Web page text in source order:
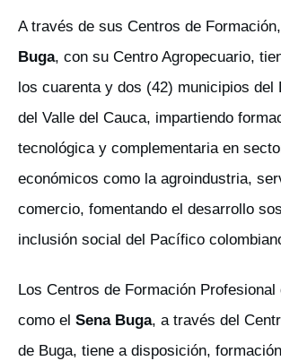
A través de sus Centros de
Buga, con su Centro Agropecuario,
los cuarenta y dos (42) municipios del
del Valle del Cauca, impartiendo
tecnológica y complementaria en
económicos como la agroindustria,
comercio, fomentando el desarrollo
inclusión social del Pacífico
Los Centros de Formación Profesional
como el Sena Buga, a través del
de Buga, tiene a disposición,